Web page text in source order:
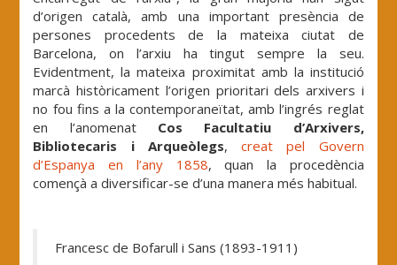
d’origen català, amb una important presència de
persones procedents de la mateixa ciutat de
Barcelona, on l’arxiu ha tingut sempre la seu.
Evidentment, la mateixa proximitat amb la institució
marcà històricament l’origen prioritari dels arxivers i
no fou fins a la contemporaneïtat, amb l’ingrés reglat
en l’anomenat Cos Facultatiu d’Arxivers,
Bibliotecaris i Arqueòlegs,creat pel Govern
d’Espanya en l’any 1858, quan la procedència
començà a diversificar-se d’una manera més habitual.
Francesc de Bofarull i Sans (1893-1911)